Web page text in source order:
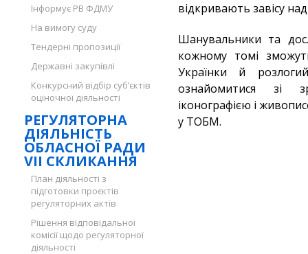
Інформує РВ ФДМУ
На вимогу суду
Тендерні пропозиції
Державні закупівлі
Конкурсний відбір суб’єктів
оціночної діяльності
РЕГУЛЯТОРНА
ДІЯЛЬНІСТЬ
ОБЛАСНОЇ РАДИ
VII СКЛИКАННЯ
План діяльності з
підготовки проєктів
регуляторних актів
Рішення відповідальної
комісії щодо регуляторної
діяльності
відкривають завісу
Шанувальники та
кожному томі
Українки й
ознайомитися зі
іконографією і
у ТОБМ.